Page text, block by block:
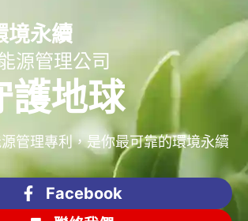
境永續
源管理公司
護地球
管理專利，是你最可靠的環境永續
Facebook